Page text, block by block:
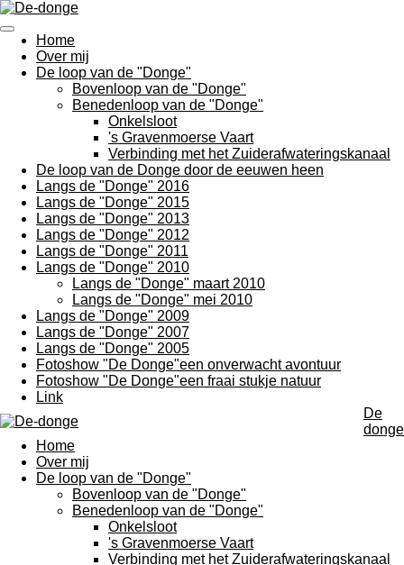
Ga
direct
naar
de
hoofdinhoud
Home
Over mij
De loop van de "Donge"
Bovenloop van de "Donge"
Benedenloop van de "Donge"
Onkelsloot
's Gravenmoerse Vaart
Verbinding met het Zuiderafwateringskanaal
De loop van de Donge door de eeuwen heen
Langs de "Donge" 2016
Langs de "Donge" 2015
Langs de "Donge" 2013
Langs de "Donge" 2012
Langs de "Donge" 2011
Langs de "Donge" 2010
Langs de "Donge" maart 2010
Langs de "Donge" mei 2010
Langs de "Donge" 2009
Langs de "Donge" 2007
Langs de "Donge" 2005
Fotoshow "De Donge"een onverwacht avontuur
Fotoshow "De Donge"een fraai stukje natuur
Link
De
donge
Home
Over mij
De loop van de "Donge"
Bovenloop van de "Donge"
Benedenloop van de "Donge"
Onkelsloot
's Gravenmoerse Vaart
Verbinding met het Zuiderafwateringskanaal